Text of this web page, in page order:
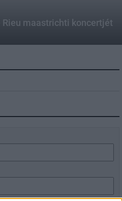
maastrichti koncertjét